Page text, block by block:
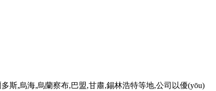
斯,烏海,烏蘭察布,巴盟,甘肅,錫林浩特等地,公司以優(yōu)